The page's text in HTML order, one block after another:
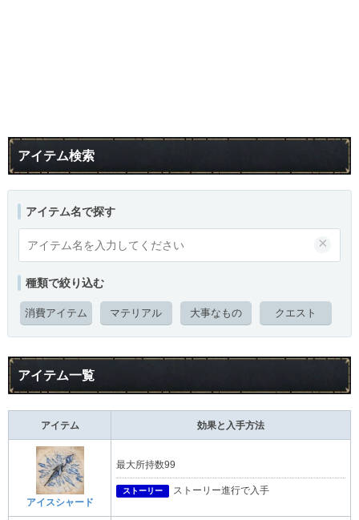
アイテム検索
アイテム名で探す
×
種類で絞り込む
消費アイテム マテリアル 大事なもの クエスト
アイテム一覧
アイテム 効果と入手方法
アイスシャード
最大所持数99
ストーリー ストーリー進行で入手